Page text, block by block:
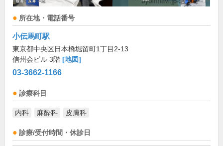
所在地・電話番号
小伝馬町駅
東京都中央区日本橋堀留町1丁目2-13
信州会ビル 3階 [地図]
03-3662-1166
診療科目
内科 麻酔科 皮膚科
診療/受付時間・休診日